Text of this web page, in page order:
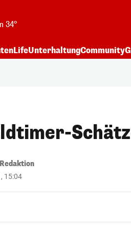
34°
LifeUnterhaltungCommunity
15:04